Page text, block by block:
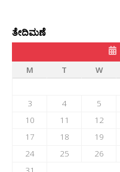
ತೇದಿಮಣೆ
M
T W
3
4 5
10
11 12
17
18 19
24
25 26